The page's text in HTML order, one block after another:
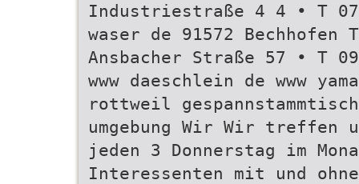
Industriestraße 4 4 • T
waser de 91572 Bechhofen
Ansbacher Straße 57 • T
www daeschlein de www
rottweil
umgebung Wir Wir
jeden 3 Donnerstag im
Interessenten mit und ohne